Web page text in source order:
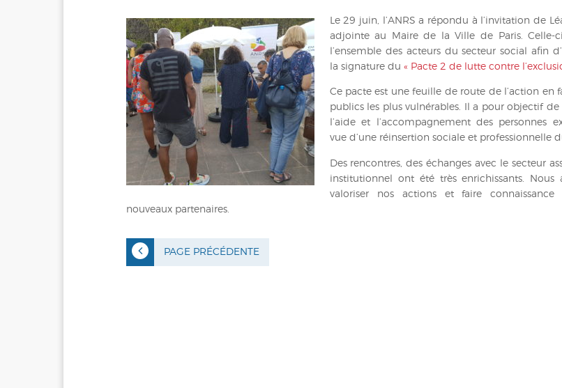
Le 29 juin, l’ANRS a répondu à l’invitation de
adjointe au Maire de la Ville de Paris. Celle-
l’ensemble des acteurs du secteur social afin
la signature du « Pacte 2 de lutte contre
Ce pacte est une feuille de route de l’action en
publics les plus vulnérables. Il a pour objectif de
l’aide et l’accompagnement des personnes
vue d’une réinsertion sociale et professionnelle
Des rencontres, des échanges avec le secteur
institutionnel ont été très enrichissants. Nous
valoriser nos actions et faire connaissance
nouveaux partenaires.
PAGE PRÉCÉDENTE